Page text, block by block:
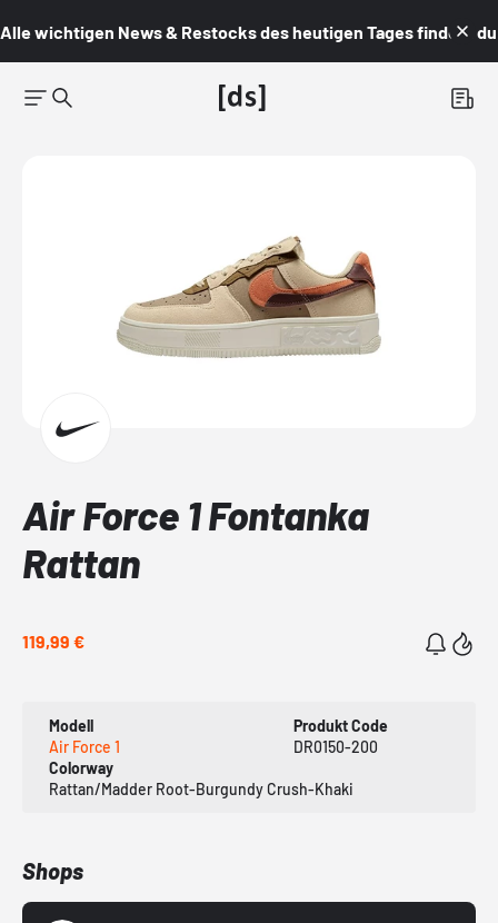
Alle wichtigen News & Restocks des heutigen Tages findest du
Air Force 1 Fontanka
Rattan
119,99 €
Modell
Air Force 1
Produkt Code
DR0150-200
Colorway
Rattan/Madder Root-Burgundy Crush-Khaki
Shops